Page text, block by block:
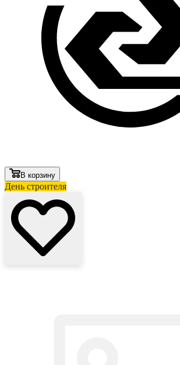
В корзину
День строителя